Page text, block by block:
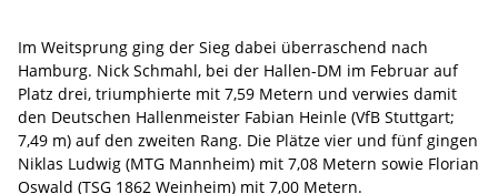
Im Weitsprung ging der Sieg dabei überraschend nach
Hamburg. Nick Schmahl, bei der Hallen-DM im Februar auf
Platz drei, triumphierte mit 7,59 Metern und verwies damit
den Deutschen Hallenmeister Fabian Heinle (VfB Stuttgart;
7,49 m) auf den zweiten Rang. Die Plätze vier und fünf gingen
Niklas Ludwig (MTG Mannheim) mit 7,08 Metern sowie Florian
Oswald (TSG 1862 Weinheim) mit 7,00 Metern.